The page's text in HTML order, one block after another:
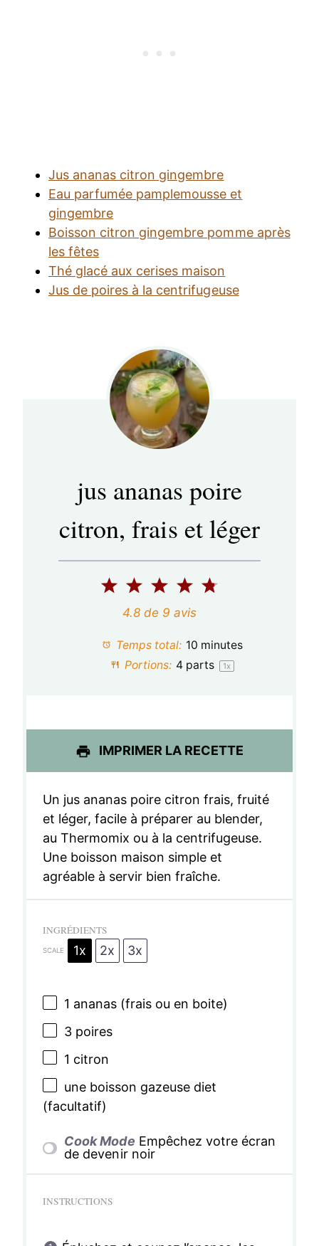
Jus ananas citron gingembre
Eau parfumée pamplemousse et
gingembre
Boisson citron gingembre pomme après
les fêtes
Thé glacé aux cerises maison
Jus de poires à la centrifugeuse
jus ananas poire
citron, frais et léger
5
t
o
e
s
4
é
t
o
e
s
3
é
t
o
e
s
2
é
t
o
e
s
1
é
t
o
e
4.8de 9 avis
Temps total: 10 minutes
Portions: 4parts 1x
IMPRIMER LA RECETTE
Un jus ananas poire citron frais, fruité
et léger, facile à préparer au blender,
au Thermomix ou à la centrifugeuse.
Une boisson maison simple et
agréable à servir bien fraîche.
INGRÉDIENTS
SCALE 1x 2x 3x
1 ananas (frais ou en boite)
3poires
1 citron
une boisson gazeuse diet
(facultatif)
Cook Mode Empêchez votre écran
de devenir noir
INSTRUCTIONS